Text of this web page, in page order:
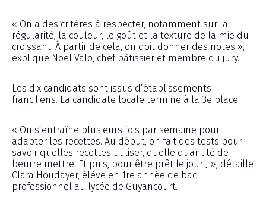
« On a des critères à respecter, notamment sur la
régularité, la couleur, le goût et la texture de la mie du
croissant. À partir de cela, on doit donner des notes »,
explique Noël Valo, chef pâtissier et membre du jury.
Les dix candidats sont issus d’établissements
franciliens. La candidate locale termine à la 3e place.
« On s’entraîne plusieurs fois par semaine pour
adapter les recettes. Au début, on fait des tests pour
savoir quelles recettes utiliser, quelle quantité de
beurre mettre. Et puis, pour être prêt le jour J », détaille
Clara Houdayer, élève en 1re année de bac
professionnel au lycée de Guyancourt.